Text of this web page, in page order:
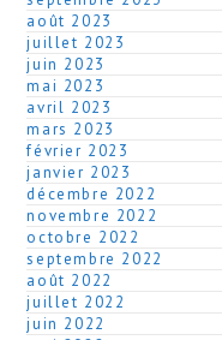
août 2023
juillet 2023
juin 2023
mai 2023
avril 2023
mars 2023
février 2023
janvier 2023
décembre 2022
novembre 2022
octobre 2022
septembre 2022
août 2022
juillet 2022
juin 2022